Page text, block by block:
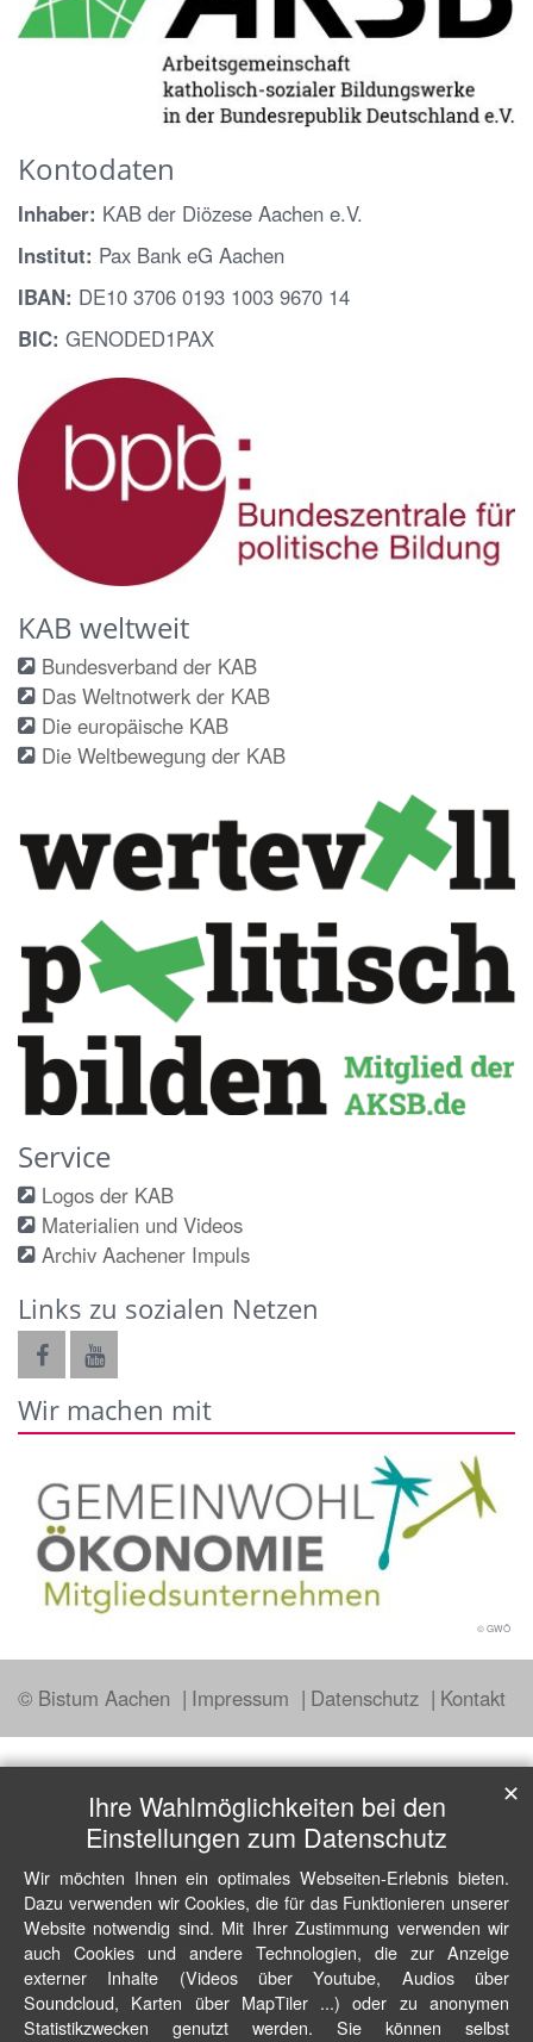
Kontodaten
Inhaber: KAB der Diözese Aachen e.V.
Institut: Pax Bank eG Aachen
IBAN: DE10 3706 0193 1003 9670 14
BIC: GENODED1PAX
KAB weltweit
Bundesverband der KAB
Das Weltnotwerk der KAB
Die europäische KAB
Die Weltbewegung der KAB
Service
Logos der KAB
Materialien und Videos
Archiv Aachener Impuls
Links zu sozialen Netzen
Wir machen mit
© GWÖ
© Bistum Aachen Impressum Datenschutz Kontakt
Ihre Wahlmöglichkeiten bei den
Einstellungen zum Datenschutz
Wir möchten Ihnen ein optimales Webseiten-Erlebnis bieten.
Dazu verwenden wir Cookies, die für das Funktionieren unserer
Website notwendig sind. Mit Ihrer Zustimmung verwenden wir
auch Cookies und andere Technologien, die zur Anzeige
externer Inhalte (Videos über Youtube, Audios über
Soundcloud, Karten über MapTiler ...) oder zu anonymen
Statistikzwecken genutzt werden. Sie können selbst
✕